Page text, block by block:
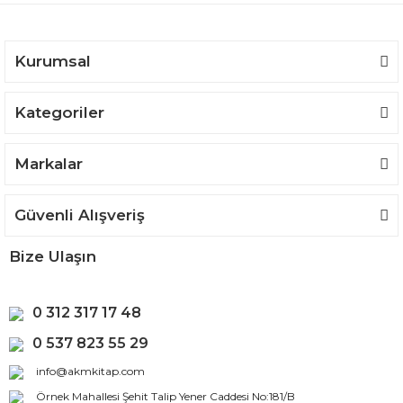
Kurumsal
Kategoriler
Markalar
Güvenli Alışveriş
Bize Ulaşın
0 312 317 17 48
0 537 823 55 29
info@akmkitap.com
Örnek Mahallesi Şehit Talip Yener Caddesi No:181/B